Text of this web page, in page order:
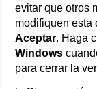
evitar que otros
modifiquen esta
Aceptar. Haga
Windows
para cerrar la